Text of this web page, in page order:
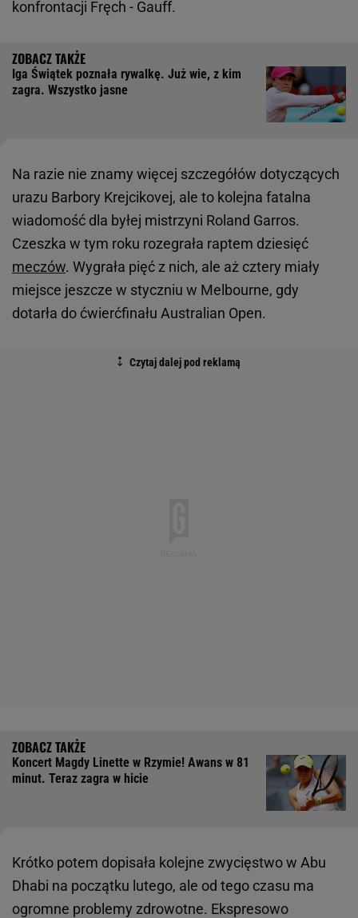
konfrontacji Fręch - Gauff.
Iga Świątek poznała rywalkę. Już wie, z kim
zagra. Wszystko jasne
Na razie nie znamy więcej szczegółów dotyczących
urazu Barbory Krejcikovej, ale to kolejna fatalna
wiadomość dla byłej mistrzyni Roland Garros.
Czeszka w tym roku rozegrała raptem dziesięć
meczów. Wygrała pięć z nich, ale aż cztery miały
miejsce jeszcze w styczniu w Melbourne, gdy
dotarła do ćwierćfinału Australian Open.
Koncert Magdy Linette w Rzymie! Awans w 81
minut. Teraz zagra w hicie
Krótko potem dopisała kolejne zwycięstwo w Abu
Dhabi na początku lutego, ale od tego czasu ma
ogromne problemy zdrowotne. Ekspresowo